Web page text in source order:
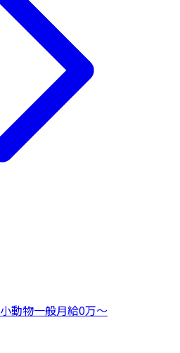
小動物一般月給0万〜